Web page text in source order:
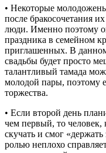
• Некоторые
после бракосочетания
люди. Именно поэтому
праздника в семейном
приглашенных. В
свадьбы будет просто
талантливый тамада
молодой пары, поэтому
торжества.
• Если второй день
чем первый, то человек,
скучать и смог
ролью неплохо